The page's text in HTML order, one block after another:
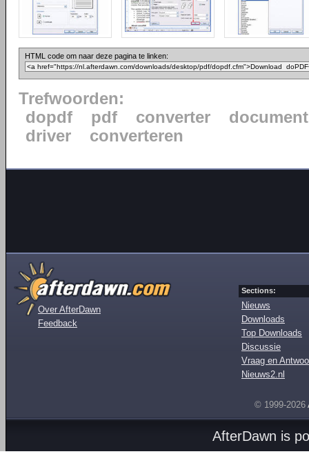
HTML code om naar deze pagina te linken:
Trefwoorden:
dopdf
pdf converter
document
driver
converteren
Over AfterDawn
Feedback
Sections:
Nieuws
Downloads
Top Downloads
Discussie
Vraag en
Nieuws2.nl
© 1999-2026
AfterDawn is